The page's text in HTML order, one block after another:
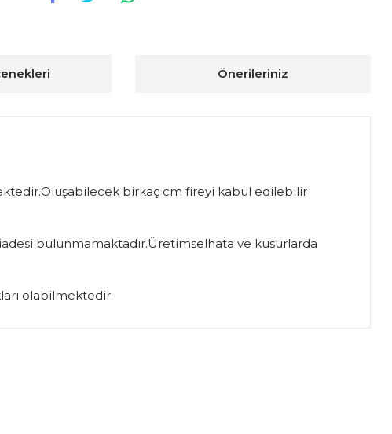
Önerileriniz
birkaç cm fireyi kabul edilebilir
bulunmamaktadır.Üretimselhata ve kusurlarda
olabilmektedir.